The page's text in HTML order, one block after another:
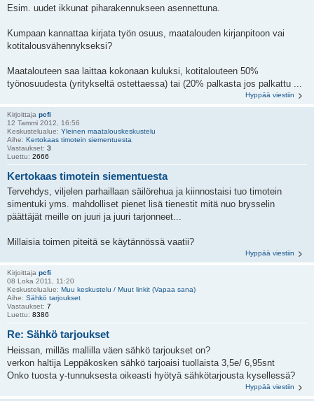
Esim. uudet ikkunat piharakennukseen asennettuna.
Kumpaan kannattaa kirjata työn osuus, maatalouden kirjanpitoon vai
kotitalousvähennykseksi?
Maatalouteen saa laittaa kokonaan kuluksi, kotitalouteen 50%
työnosuudesta (yritykseltä ostettaessa) tai (20% palkasta jos palkattu ...
Hyppää viestiin
Kirjoittaja pcfi
12 Tammi 2012, 16:56
Keskustelualue: Yleinen maatalouskeskustelu
Aihe: Kertokaas timotein siementuesta
Vastaukset: 3
Luettu: 2666
Kertokaas timotein siementuesta
Tervehdys, viljelen parhaillaan säilörehua ja kiinnostaisi tuo timotein
simentuki yms. mahdolliset pienet lisä tienestit mitä nuo brysselin
päättäjät meille on juuri ja juuri tarjonneet...
Millaisia toimen piteitä se käytännössä vaatii?
Hyppää viestiin
Kirjoittaja pcfi
08 Loka 2011, 11:20
Keskustelualue: Muu keskustelu / Muut linkit (Vapaa sana)
Aihe: Sähkö tarjoukset
Vastaukset: 7
Luettu: 8386
Re: Sähkö tarjoukset
Heissan, milläs mallilla väen sähkö tarjoukset on?
verkon haltija Leppäkosken sähkö tarjoaisi tuollaista 3,5e/ 6,95snt
Onko tuosta y-tunnuksesta oikeasti hyötyä sähkötarjousta kysellessä?
Hyppää viestiin